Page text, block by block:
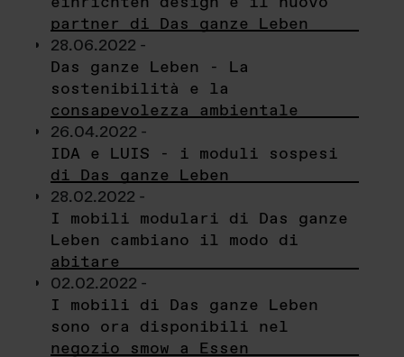
partner di Das ganze Leben
28.06.2022 -
Das ganze Leben - La
sostenibilità e la
consapevolezza ambientale
26.04.2022 -
IDA e LUIS - i moduli sospesi
di Das ganze Leben
28.02.2022 -
I mobili modulari di Das ganze
Leben cambiano il modo di
abitare
02.02.2022 -
I mobili di Das ganze Leben
sono ora disponibili nel
negozio smow a Essen